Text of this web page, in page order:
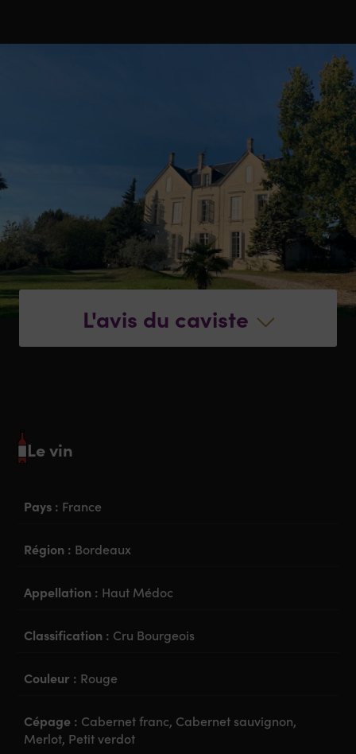
L'avis du caviste
Le vin
Pays : France
Région : Bordeaux
Appellation : Haut Médoc
Classification : Cru Bourgeois
Couleur : Rouge
Cépage : Cabernet franc, Cabernet sauvignon,
Merlot, Petit verdot